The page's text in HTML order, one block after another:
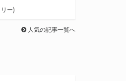
ー)
人気の記事一覧へ